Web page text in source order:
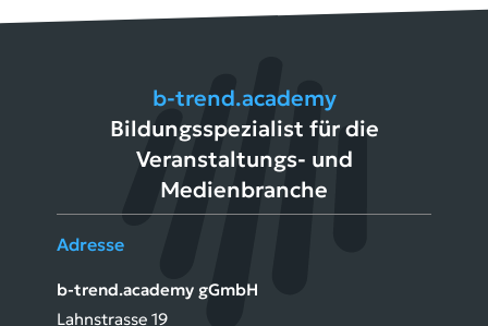
b-trend.academy
Bildungsspezialist für die
Veranstaltungs- und
Medienbranche
Adresse
b-trend.academy gGmbH
Lahnstrasse 19